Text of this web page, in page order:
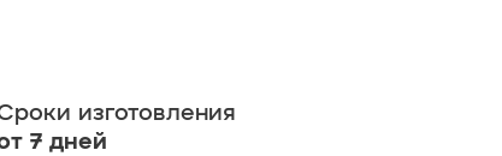
изготовления
7 дней